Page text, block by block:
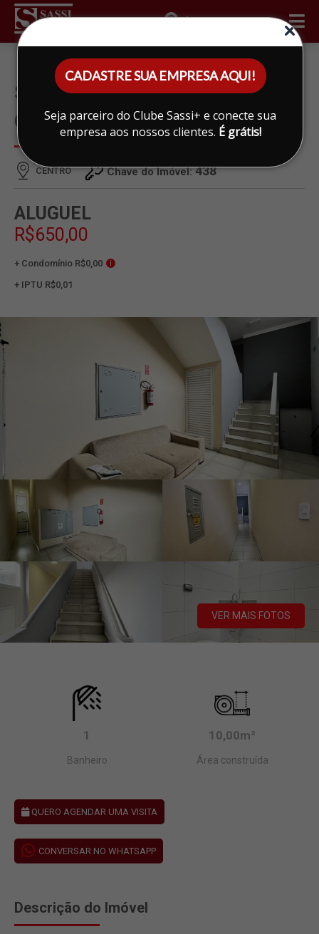
CADASTRE SUA EMPRESA AQUI!
Seja parceiro do Clube Sassi+ e conecte sua
empresa aos nossos clientes. É grátis!
ÁREA DO CLIENTE
SALA PARA ALUGAR EM
CENTRO, LIMEIRA
CENTRO Chave do Imóvel:438
ALUGUEL
R$650,00
+ Condomínio R$0,00 i
+ IPTU R$0,01
VER MAIS FOTOS
1
Banheiro
10,00m²
Área construída
QUERO AGENDAR UMA VISITA
CONVERSAR NO WHATSAPP
Descrição do Imóvel